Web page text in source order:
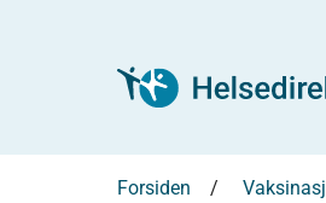
Forsiden